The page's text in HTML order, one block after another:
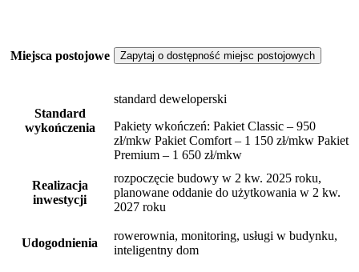
Miejsca postojowe Zapytaj o dostępność miejsc postojowych
Standard
wykończenia
standard deweloperski
Pakiety wkończeń: Pakiet Classic – 950
zł/mkw Pakiet Comfort – 1 150 zł/mkw Pakiet
Premium – 1 650 zł/mkw
Realizacja
inwestycji
rozpoczęcie budowy w 2 kw. 2025 roku,
planowane oddanie do użytkowania w 2 kw.
2027 roku
Udogodnienia
rowerownia, monitoring, usługi w budynku,
inteligentny dom